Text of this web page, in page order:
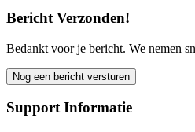
Bericht Verzonden!
Bedankt voor je bericht. We nemen
Nog een bericht versturen
Support Informatie